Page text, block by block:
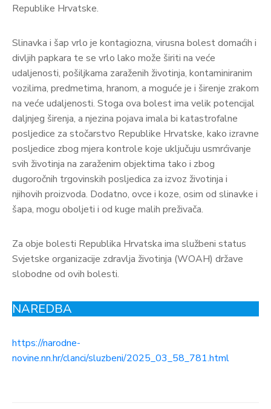
Republike Hrvatske.
Slinavka i šap vrlo je kontagiozna, virusna bolest domaćih i
divljih papkara te se vrlo lako može širiti na veće
udaljenosti, pošiljkama zaraženih životinja, kontaminiranim
vozilima, predmetima, hranom, a moguće je i širenje zrakom
na veće udaljenosti. Stoga ova bolest ima velik potencijal
daljnjeg širenja, a njezina pojava imala bi katastrofalne
posljedice za stočarstvo Republike Hrvatske, kako izravne
posljedice zbog mjera kontrole koje uključuju usmrćivanje
svih životinja na zaraženim objektima tako i zbog
dugoročnih trgovinskih posljedica za izvoz životinja i
njihovih proizvoda. Dodatno, ovce i koze, osim od slinavke i
šapa, mogu oboljeti i od kuge malih preživača.
Za obje bolesti Republika Hrvatska ima službeni status
Svjetske organizacije zdravlja životinja (WOAH) države
slobodne od ovih bolesti.
NAREDBA
https://narodne-
novine.nn.hr/clanci/sluzbeni/2025_03_58_781.html